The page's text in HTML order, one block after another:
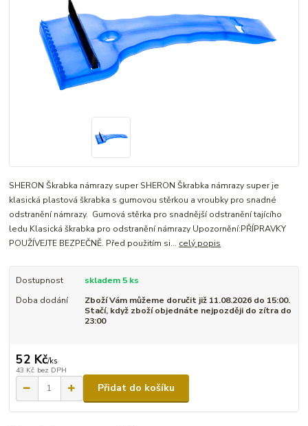
SHERON Škrabka námrazy super SHERON Škrabka námrazy super je
klasická plastová škrabka s gumovou stěrkou a vroubky pro snadné
odstranění námrazy. Gumová stěrka pro snadnější odstranění tajícího
ledu Klasická škrabka pro odstranění námrazy Upozornění:PŘÍPRAVKY
POUŽÍVEJTE BEZPEČNĚ. Před použitím si... celý popis
Dostupnost
skladem 5 ks
Doba dodání
Zboží Vám můžeme doručit již 11.08.2026 do 15:00.
Stačí, když zboží objednáte nejpozději do zítra do
23:00
52 Kč/ks
43 Kč bez DPH
Přidat do košíku